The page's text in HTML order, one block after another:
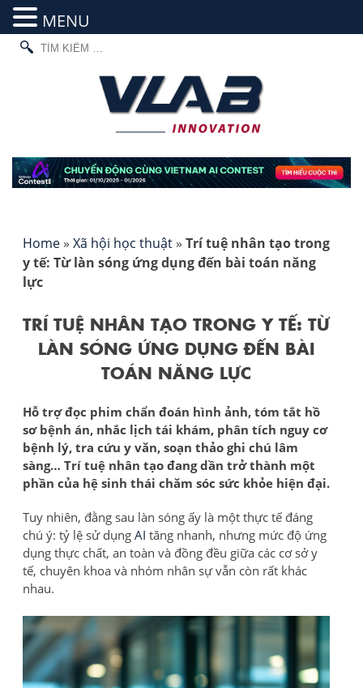
Skip
TÌM
KIẾM
Home » Xã hội học thuật » Trí tuệ nhân tạo trong
y tế: Từ làn sóng ứng dụng đến bài toán năng
lực
TRÍ TUỆ NHÂN TẠO TRONG Y TẾ: TỪ
LÀN SÓNG ỨNG DỤNG ĐẾN BÀI
TOÁN NĂNG LỰC
Hỗ trợ đọc phim chẩn đoán hình ảnh, tóm tắt hồ
sơ bệnh án, nhắc lịch tái khám, phân tích nguy cơ
bệnh lý, tra cứu y văn, soạn thảo ghi chú lâm
sàng… Trí tuệ nhân tạo đang dần trở thành một
phần của hệ sinh thái chăm sóc sức khỏe hiện đại.
Tuy nhiên, đằng sau làn sóng ấy là một thực tế đáng
chú ý: tỷ lệ sử dụng AI tăng nhanh, nhưng mức độ ứng
dụng thực chất, an toàn và đồng đều giữa các cơ sở y
tế, chuyên khoa và nhóm nhân sự vẫn còn rất khác
nhau.
MENU